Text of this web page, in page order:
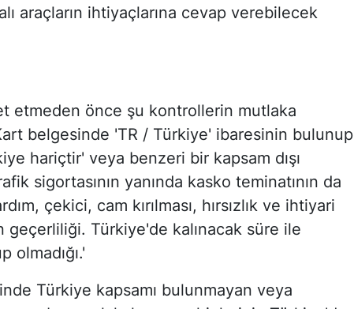
araçların ihtiyaçlarına cevap verebilecek
etmeden önce şu kontrollerin mutlaka
belgesinde 'TR / Türkiye' ibaresinin bulunup
hariçtir' veya benzeri bir kapsam dışı
sigortasının yanında kasko teminatının da
çekici, cam kırılması, hırsızlık ve ihtiyari
geçerliliği. Türkiye'de kalınacak süre ile
olmadığı.'
Türkiye kapsamı bulunmayan veya